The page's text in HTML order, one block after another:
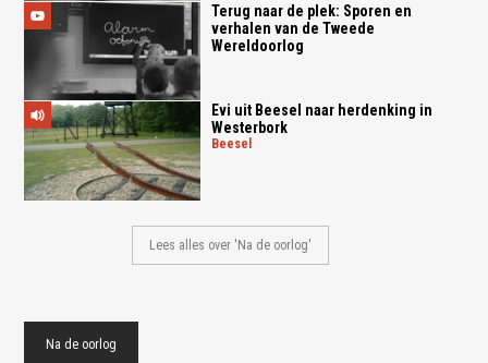
Terug naar de plek: Sporen en
verhalen van de Tweede
Wereldoorlog
Evi uit Beesel naar herdenking in
Westerbork
beesel
Lees alles over 'Na de oorlog'
Na de oorlog